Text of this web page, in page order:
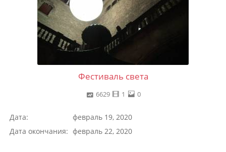
Фестиваль света
6629 1 0
Дата:
февраль 19, 2020
Дата окончания: февраль 22, 2020